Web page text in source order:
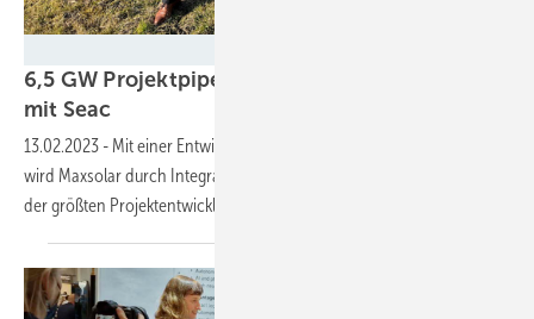
6,5 GW Projektpipeline: Maxsolar-Kooperation
mit Seac
13.02.2023 - Mit einer Entwicklungspipeline von über 6,5 Gigawatt
wird Maxsolar durch Integration von 3,1 GW an PV-Projekten einer
der größten Projektentwickler im deutschen